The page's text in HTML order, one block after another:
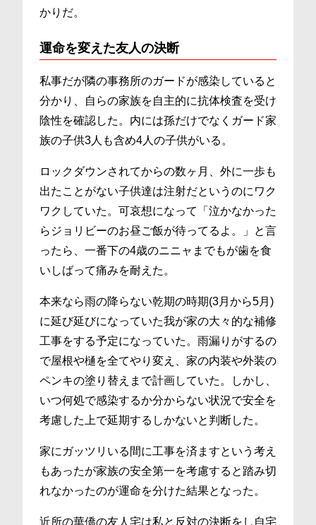
かりだ。
運命を変えた友人の決断
私事だが隣の事務所のガードが感染していると
分かり、自らの家族を自主的に抗体検査を受け
陰性を確認した。内には孫だけでなくガード家
族の子供3人も含め4人の子供がいる。
ロックダウンされてからの数ヶ月、外に一歩も
出たことがない子供達は注射だというのにワク
ワクしていた。可哀想になって「泣かなかった
らジョリビーのお昼ご飯が待ってるよ。」と言
ったら、一番下の4歳のニニャまでもが歯を食
いしばって痛みを耐えた。
本来なら雨の降らない乾期の時期(3月から5月)
に延び延びになっていた我が家の大々的な補修
工事をする予定になっていた。雨漏りがするの
で屋根や樋を全てやり変え、家の内装や外装の
ペンキの塗り替えまで計画していた。しかし、
いつ何処で感染するか分からない状況で安全を
考慮した上で延期するしかないと判断した。
家にガッツリいる間に工事を済ますという考え
もあったが家族の安全第一を考慮すると踏み切
れなかったのが運命を分けた結果となった。
近所の華僑の友人宅は私と反対の決断をし自宅